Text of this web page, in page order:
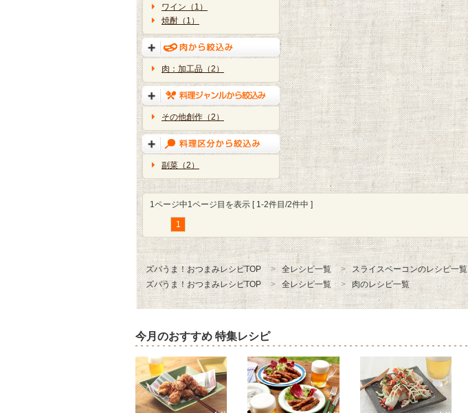
ワイン（1）
焼酎（1）
肉：加工品（2）
その他創作（2）
副菜（2）
1ページ中1ページ目を表示 [ 1-2件目/2件中 ]
1
ズバうま！おつまみレシピTOP 全レシピ一覧
スライスベーコンのレシピ一覧
ズバうま！おつまみレシピTOP
全レシピ一覧 肉のレシピ一覧
今月のおすすめ 特集レシピ